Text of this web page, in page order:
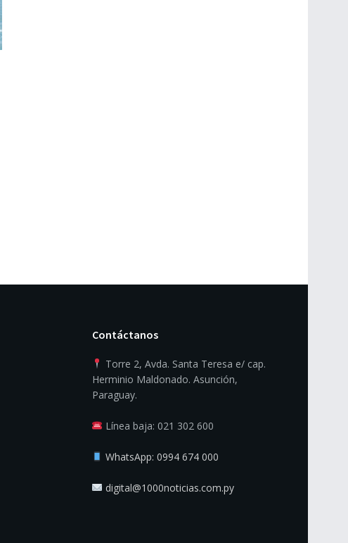
Contáctanos
Torre 2, Avda. Santa Teresa e/ cap.
Herminio Maldonado. Asunción,
Paraguay.
Línea baja: 021 302 600
WhatsApp: 0994 674 000
digital@1000noticias.com.py